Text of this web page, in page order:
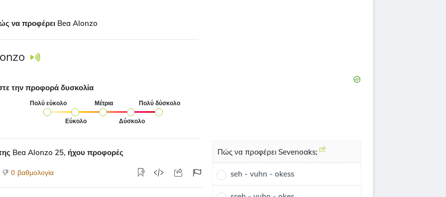
να προφέρει Bea Alonzo
την προφορά δυσκολία
Πολύ εύκολο
Εύκολο
Μέτρια
Δύσκολο
Πολύ δύσκολο
Bea Alonzo 25, ήχου προφορές
0 βαθμολογία
Πώς να προφέρει Sevenoaks;
seh - vuhn - okess